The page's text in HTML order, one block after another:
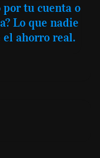
por tu cuenta o
Lo que nadie
el ahorro real.